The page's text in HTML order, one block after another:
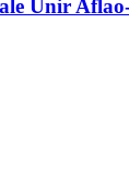
Unir